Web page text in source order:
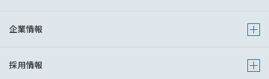
企業情報 Show
採用情報 Show